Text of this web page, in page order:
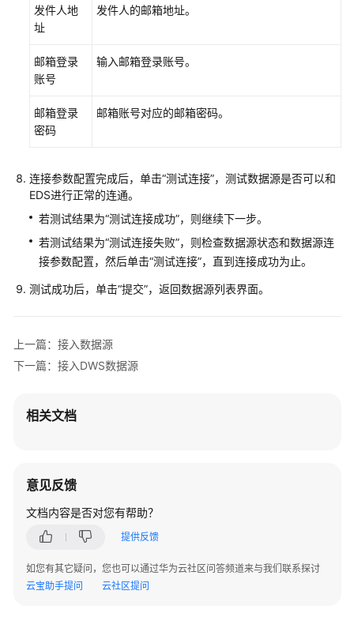
转
让
接
器
空
间
员
指
南
连
接
器
员
南
概
作
数
目
录
发件人地
址
发件人的邮箱地址。
邮箱登录
账号
输入邮箱登录账号。
邮箱登录
密码
邮箱账号对应的邮箱密码。
连接参数配置完成后，单击“测试连接”，测试数据源是否可以和
EDS进行正常的连通。
若测试结果为“测试连接成功”，则继续下一步。
若测试结果为“测试连接失败”，则检查数据源状态和数据源连
接参数配置，然后单击“测试连接”，直到连接成功为止。
测试成功后，单击“提交”，返回数据源列表界面。
上一篇：接入数据源
下一篇：接入DWS数据源
相关文档
意见反馈
文档内容是否对您有帮助？
提供反馈
如您有其它疑问，您也可以通过华为云社区问答频道来与我们联系探讨
云宝助手提问
云社区提问